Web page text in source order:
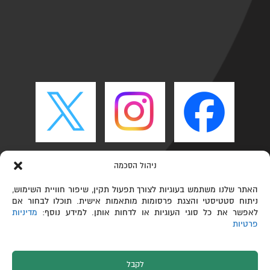
ניהול הסכמה
האתר שלנו משתמש בעוגיות לצורך תפעול תקין, שיפור חוויית השימוש,
ניתוח סטטיסטי והצגת פרסומות מותאמות אישית. תוכלו לבחור אם
לאפשר את כל סוגי העוגיות או לדחות אותן. למידע נוסף: מדיניות
פרטיות
לקבל